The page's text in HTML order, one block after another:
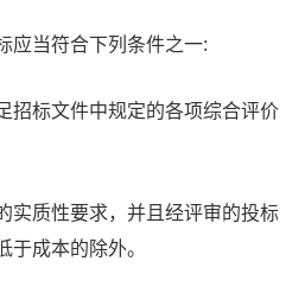
当符合下列条件之一:
招标文件中规定的各项综合评价
实质性要求，并且经评审的投标
成本的除外。